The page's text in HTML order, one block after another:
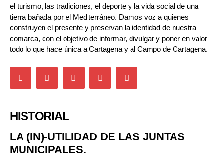
el turismo, las tradiciones, el deporte y la vida social de una
tierra bañada por el Mediterráneo. Damos voz a quienes
construyen el presente y preservan la identidad de nuestra
comarca, con el objetivo de informar, divulgar y poner en valor
todo lo que hace única a Cartagena y al Campo de Cartagena.
HISTORIAL
LA (IN)-UTILIDAD DE LAS JUNTAS
MUNICIPALES.